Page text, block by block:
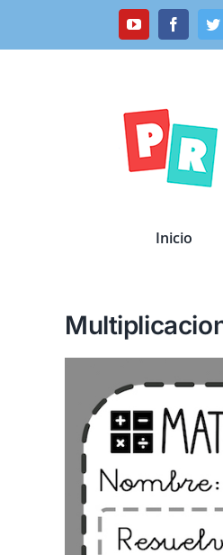
YouTubeFacebook
Inicio